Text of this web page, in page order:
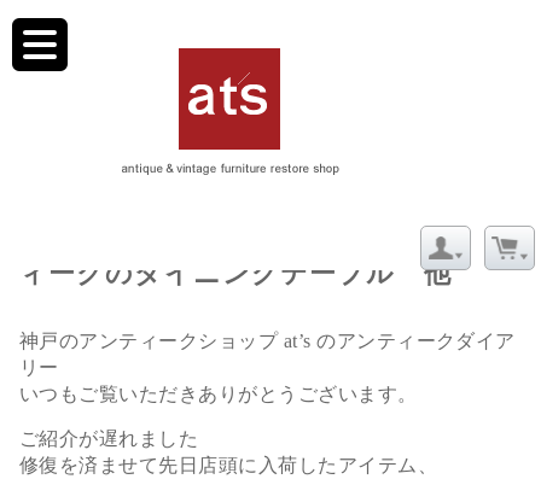
toggle
navigation
11/28【新着】2480㎜まで伸びるアンテ
ィークのダイニングテーブル 他
神戸のアンティークショップ at’s のアンティークダイア
リー
いつもご覧いただきありがとうございます。
ご紹介が遅れました
修復を済ませて先日店頭に入荷したアイテム、